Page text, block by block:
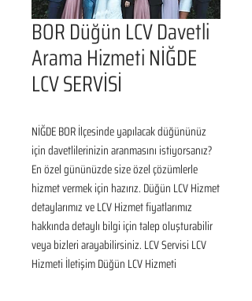
BOR Düğün LCV Davetli
Arama Hizmeti NİĞDE
LCV SERVİSİ
NİĞDE BOR İlçesinde yapılacak düğününüz
için davetlilerinizin aranmasını istiyorsanız?
En özel gününüzde size özel çözümlerle
hizmet vermek için hazırız. Düğün LCV Hizmet
detaylarımız ve LCV Hizmet fiyatlarımız
hakkında detaylı bilgi için talep oluşturabilir
veya bizleri arayabilirsiniz. LCV Servisi LCV
Hizmeti İletişim Düğün LCV Hizmeti